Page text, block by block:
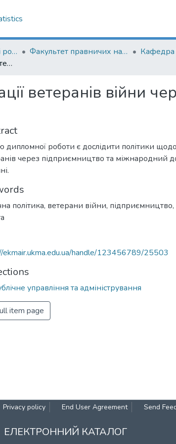
Магістерські випускні роботи Факультет правничих наук
Публічна політика реінтеграції ветеранів війни через підприємництво в Україні
ветеранів війни
дипломної роботи є дослідити політики щодо
через підприємництво та міжнародний
політика, ветерани війни, підприємництво,
ekmair.ukma.edu.ua/handle/123456789/25503
управління та адміністрування
item page
Privacy policy End User Agreement Send
ЕЛЕКТРОННИЙ КАТАЛОГ